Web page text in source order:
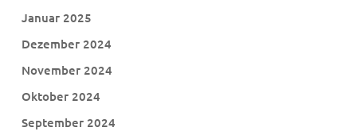
Januar 2025
Dezember 2024
November 2024
Oktober 2024
September 2024